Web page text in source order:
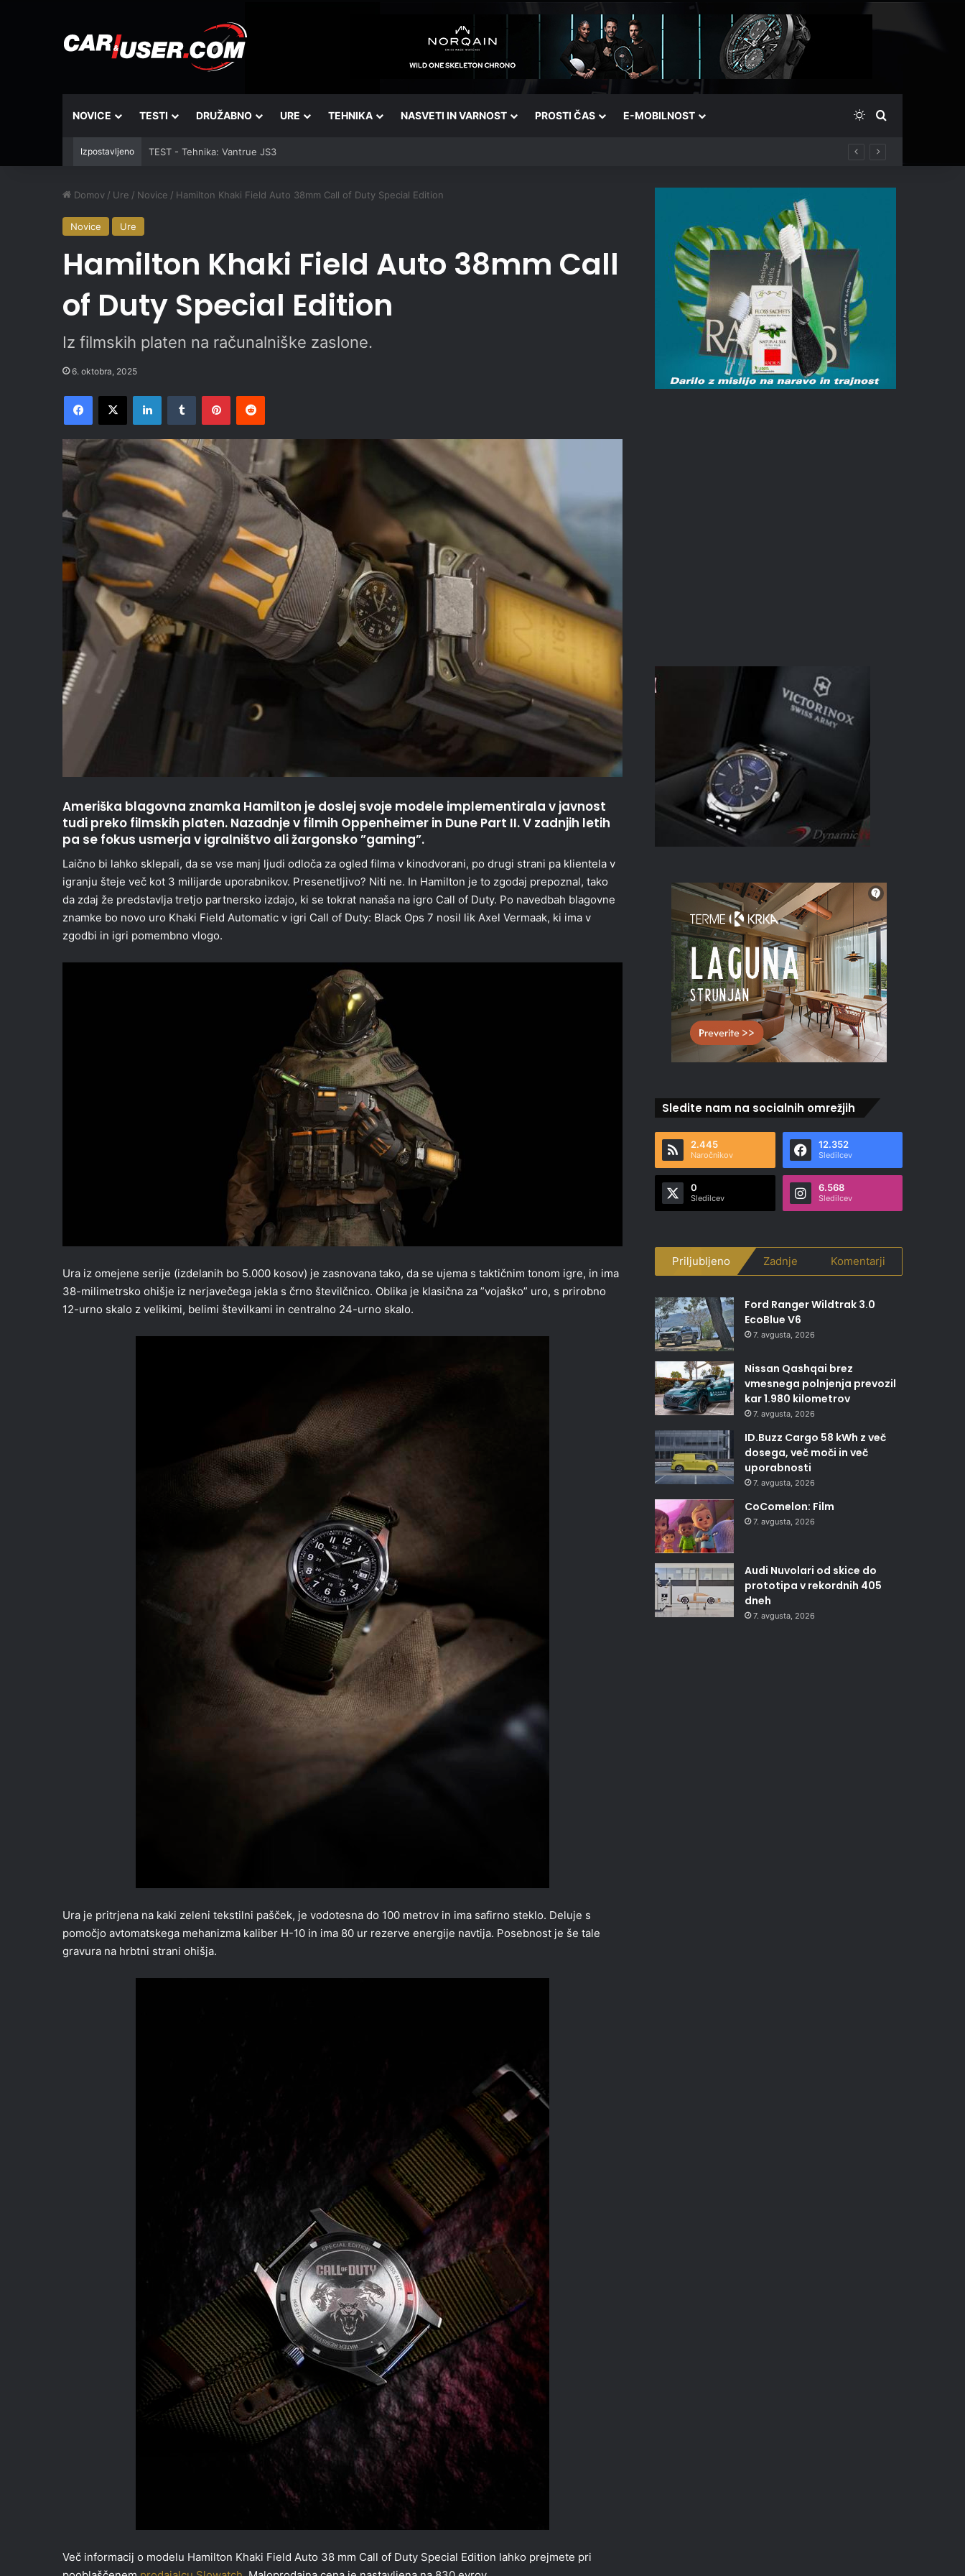
NOVICE TESTI DRUŽABNO URE TEHNIKA NASVETI IN VARNOST PROSTI ČAS E-MOBILNOST Switch skin
Išči
Izpostavljeno TEST - Tehnika: Vantrue JS3
Domov / Ure / Novice / Hamilton Khaki Field Auto 38mm Call of Duty Special Edition
Novice Ure
Hamilton Khaki Field Auto 38mm Call
of Duty Special Edition
Iz filmskih platen na računalniške zaslone.
6. oktobra, 2025
Facebook
X LinkedInTumblr PinterestReddit
Ameriška blagovna znamka Hamilton je doslej svoje modele implementirala v javnost
tudi preko filmskih platen. Nazadnje v filmih Oppenheimer in Dune Part II. V zadnjih letih
pa se fokus usmerja v igralništvo ali žargonsko ”gaming”.
Laično bi lahko sklepali, da se vse manj ljudi odloča za ogled filma v kinodvorani, po drugi strani pa klientela v
igranju šteje več kot 3 milijarde uporabnikov. Presenetljivo? Niti ne. In Hamilton je to zgodaj prepoznal, tako
da zdaj že predstavlja tretjo partnersko izdajo, ki se tokrat nanaša na igro Call of Duty. Po navedbah blagovne
znamke bo novo uro Khaki Field Automatic v igri Call of Duty: Black Ops 7 nosil lik Axel Vermaak, ki ima v
zgodbi in igri pomembno vlogo.
Ura iz omejene serije (izdelanih bo 5.000 kosov) je zasnovana tako, da se ujema s taktičnim tonom igre, in ima
38-milimetrsko ohišje iz nerjavečega jekla s črno številčnico. Oblika je klasična za ”vojaško” uro, s prirobno
12-urno skalo z velikimi, belimi številkami in centralno 24-urno skalo.
Ura je pritrjena na kaki zeleni tekstilni pašček, je vodotesna do 100 metrov in ima safirno steklo. Deluje s
pomočjo avtomatskega mehanizma kaliber H-10 in ima 80 ur rezerve energije navtija. Posebnost je še tale
gravura na hrbtni strani ohišja.
Več informacij o modelu Hamilton Khaki Field Auto 38 mm Call of Duty Special Edition lahko prejmete pri
Sledite nam na socialnih omrežjih
2.445
Naročnikov
12.352
Sledilcev
0
Sledilcev
6.568
Sledilcev
Priljubljeno Zadnje Komentarji
Ford Ranger Wildtrak 3.0
EcoBlue V6
7. avgusta, 2026
Nissan Qashqai brez
vmesnega polnjenja prevozil
kar 1.980 kilometrov
7. avgusta, 2026
ID.Buzz Cargo 58 kWh z več
dosega, več moči in več
uporabnosti
7. avgusta, 2026
CoComelon: Film
7. avgusta, 2026
Audi Nuvolari od skice do
prototipa v rekordnih 405
dneh
7. avgusta, 2026